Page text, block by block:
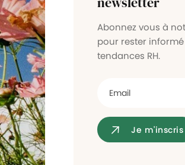
Abonnez vous à
pour rester
tendances RH.
Je m'inscris
Contrôle